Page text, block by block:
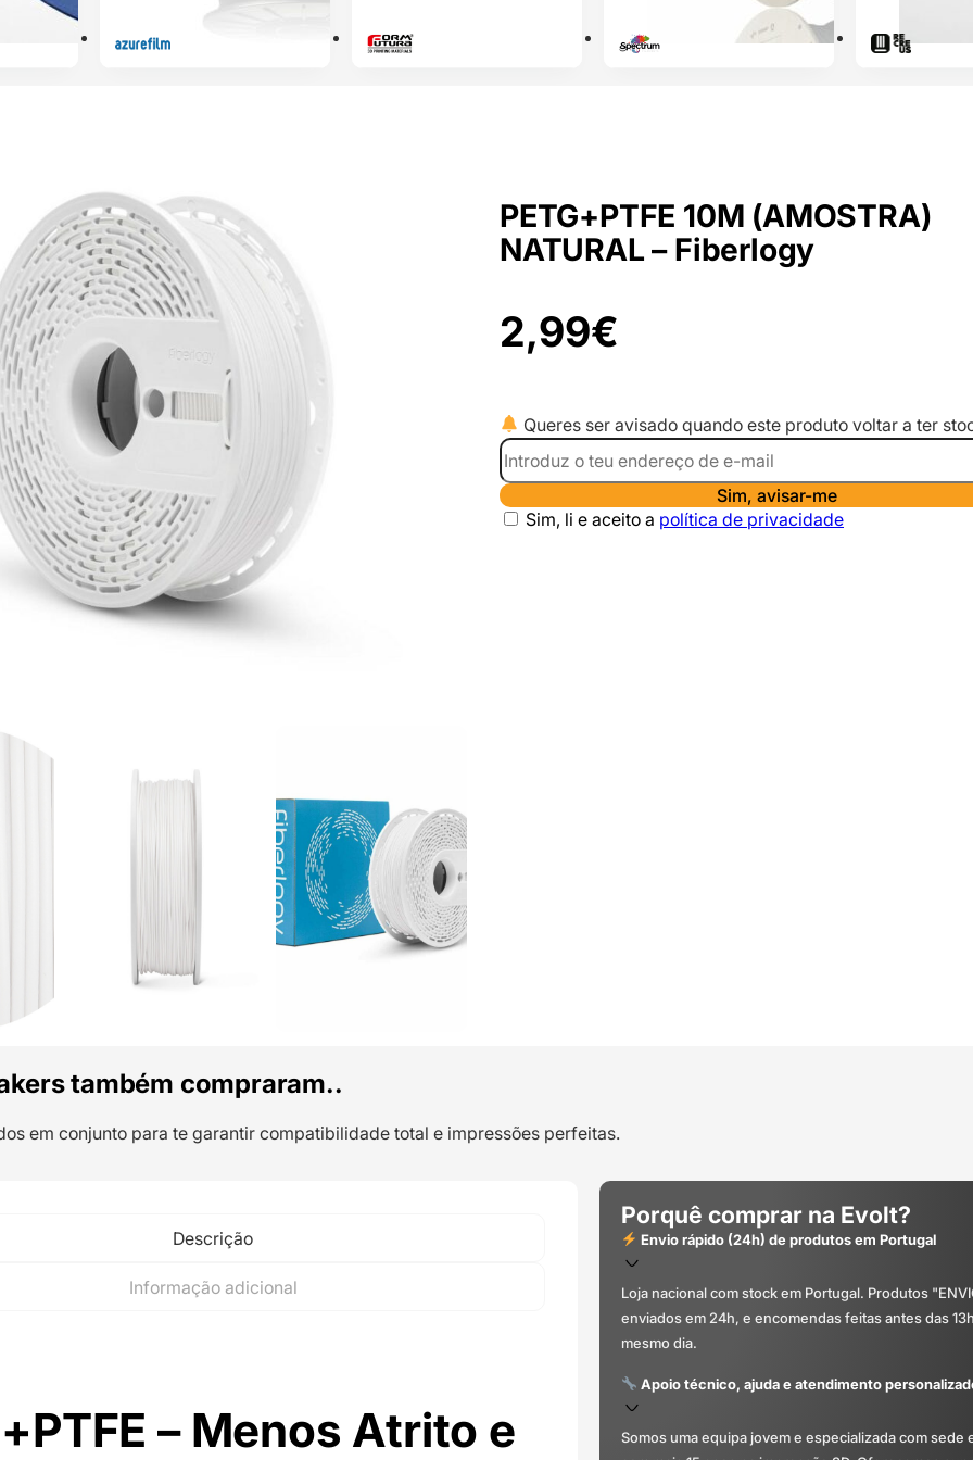
PETG+PTFE 10M (AMOSTRA)
NATURAL – Fiberlogy
2,99€
Queres ser avisado quando este produto voltar a ter
Sim, avisar-me
Sim, li e aceito a política de privacidade
também compraram..
em conjunto para te garantir compatibilidade total e impressões perfeitas.
Descrição
Informação adicional
– Menos Atrito e
Porquê comprar na Evolt?
Envio rápido (24h) de produtos em Portugal
Loja nacional com stock em Portugal. Produtos
enviados em 24h, e encomendas feitas antes das
mesmo dia.
Apoio técnico, ajuda e atendimento
Somos uma equipa jovem e especializada com sede